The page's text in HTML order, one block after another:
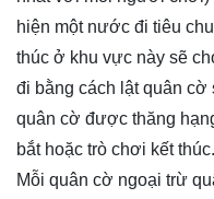
hiện một nước đi tiêu
thúc ở khu vực này sẽ
đi bằng cách lật quân cờ
quân cờ được thăng
bắt hoặc trò chơi kết thúc.
Mỗi quân cờ ngoại trừ